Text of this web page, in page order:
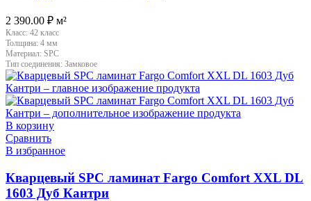
2 390.00 ₽ м²
Класс: 42 класс
Толщина: 4 мм
Материал: SPC
Тип соединения: Замковое
В корзину
Сравнить
В избранное
Кварцевый SPC ламинат Fargo Comfort XXL DL
1603 Дуб Кантри